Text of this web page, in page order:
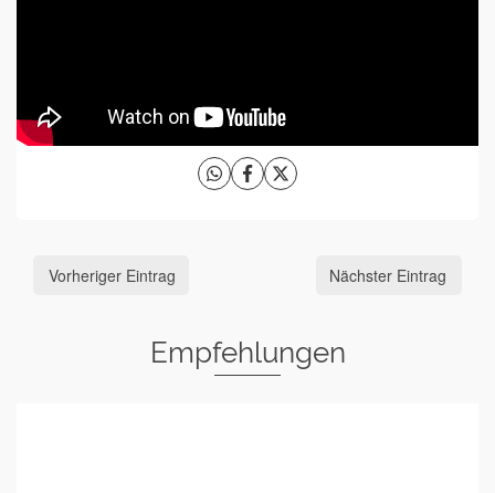
Vorheriger Eintrag Nächster Eintrag
Empfehlungen